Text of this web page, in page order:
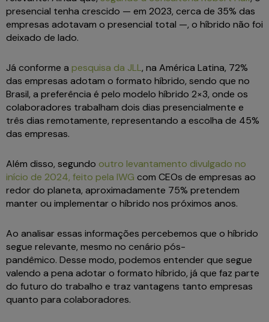
presencial tenha crescido — em 2023, cerca de 35% das
empresas adotavam o presencial total —, o híbrido não foi
deixado de lado.
Já conforme a pesquisa da JLL, na América Latina, 72%
das empresas adotam o formato híbrido, sendo que no
Brasil, a preferência é pelo modelo híbrido 2×3, onde os
colaboradores trabalham dois dias presencialmente e
três dias remotamente, representando a escolha de 45%
das empresas.
Além disso, segundo outro levantamento divulgado no
início de 2024, feito pela IWG com CEOs de empresas ao
redor do planeta, aproximadamente 75% pretendem
manter ou implementar o híbrido nos próximos anos.
Ao analisar essas informações percebemos que o híbrido
segue relevante, mesmo no cenário pós-
pandêmico. Desse modo, podemos entender que segue
valendo a pena adotar o formato híbrido, já que faz parte
do futuro do trabalho e traz vantagens tanto empresas
quanto para colaboradores.